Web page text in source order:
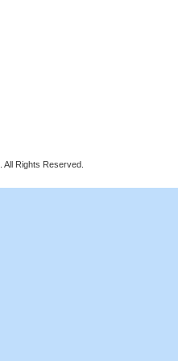
. All Rights Reserved.